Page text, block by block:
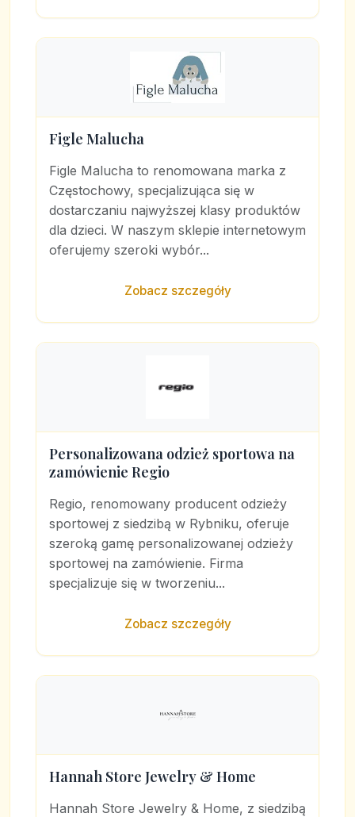
Figle Malucha
Figle Malucha to renomowana marka z
Częstochowy, specjalizująca się w
dostarczaniu najwyższej klasy produktów
dla dzieci. W naszym sklepie internetowym
oferujemy szeroki wybór...
Zobacz szczegóły
Personalizowana odzież sportowa na
zamówienie Regio
Regio, renomowany producent odzieży
sportowej z siedzibą w Rybniku, oferuje
szeroką gamę personalizowanej odzieży
sportowej na zamówienie. Firma
specjalizuje się w tworzeniu...
Zobacz szczegóły
Hannah Store Jewelry & Home
Hannah Store Jewelry & Home, z siedzibą